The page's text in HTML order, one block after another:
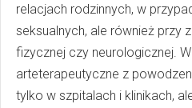
relacjach rodzinnych, w
seksualnych, ale również przy
fizycznej czy neurologicznej.
arteterapeutyczne z
tylko w szpitalach i klinikach,